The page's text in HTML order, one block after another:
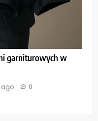
garniturowych w
0